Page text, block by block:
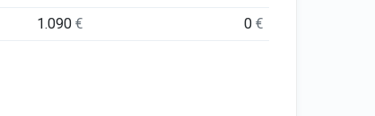
1.090€ 0€